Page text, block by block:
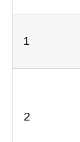
1
2